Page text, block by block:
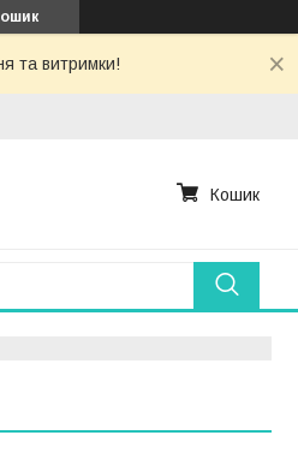
та витримки!
Кошик